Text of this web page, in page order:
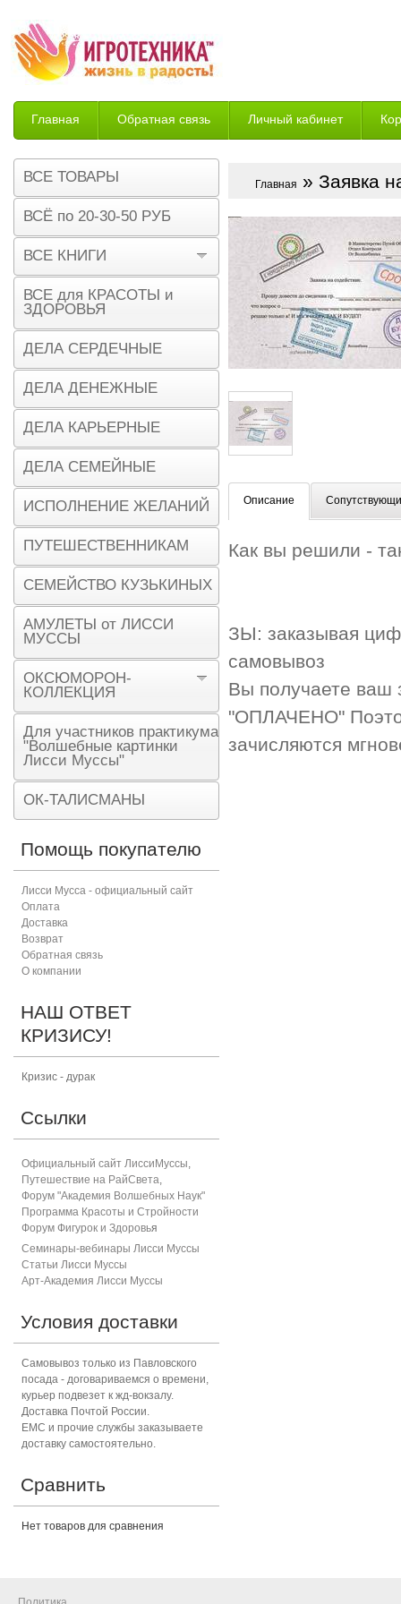
Главная Обратная связь Личный кабинет
Возврат
Главная » Заявка
Описание
Как вы решили -
ЗЫ: заказывая
самовывоз
Вы получаете ваш
"ОПЛАЧЕНО"
зачисляются
ВСЕ ТОВАРЫ
ВСЁ по 20-30-50 РУБ
ВСЕ КНИГИ
ВСЕ для КРАСОТЫ и
ЗДОРОВЬЯ
ДЕЛА СЕРДЕЧНЫЕ
ДЕЛА ДЕНЕЖНЫЕ
ДЕЛА КАРЬЕРНЫЕ
ДЕЛА СЕМЕЙНЫЕ
ИСПОЛНЕНИЕ ЖЕЛАНИЙ
ПУТЕШЕСТВЕННИКАМ
СЕМЕЙСТВО КУЗЬКИНЫХ
АМУЛЕТЫ от ЛИССИ
МУССЫ
ОКСЮМОРОН-
КОЛЛЕКЦИЯ
Для участников практикума
"Волшебные картинки
Лисси Муссы"
ОК-ТАЛИСМАНЫ
Помощь покупателю
Лисси Мусса - официальный сайт
Оплата
Доставка
Возврат
Обратная связь
О компании
НАШ ОТВЕТ
КРИЗИСУ!
Кризис - дурак
Ссылки
Официальный сайт ЛиссиМуссы,
Путешествие на РайСвета,
Форум "Академия Волшебных Наук"
Программа Красоты и Стройности
Форум Фигурок и Здоровья
Семинары-вебинары Лисси Муссы
Статьи Лисси Муссы
Арт-Академия Лисси Муссы
Условия доставки
Самовывоз только из Павловского
посада - договариваемся о времени,
курьер подвезет к жд-вокзалу.
Доставка Почтой России.
ЕМС и прочие службы заказываете
доставку самостоятельно.
Сравнить
Нет товаров для сравнения